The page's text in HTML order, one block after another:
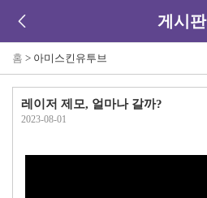
홈 > 아미스킨유투브
게시판
레이저 제모, 얼마나 갈까?
2023-08-01